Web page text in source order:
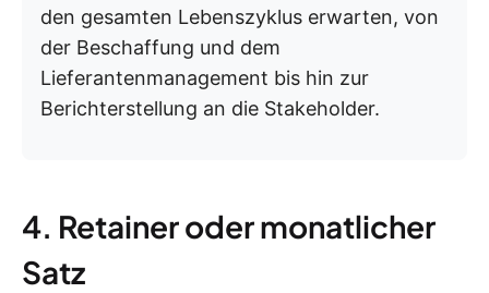
den gesamten Lebenszyklus erwarten, von
der Beschaffung und dem
Lieferantenmanagement bis hin zur
Berichterstellung an die Stakeholder.
4. Retainer oder monatlicher
Satz